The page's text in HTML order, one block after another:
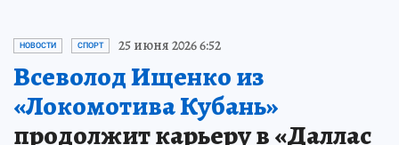
НОВОСТИ СПОРТ 25 июня 2026 6:52
Всеволод Ищенко из
«Локомотива Кубань»
продолжит карьеру в «Даллас